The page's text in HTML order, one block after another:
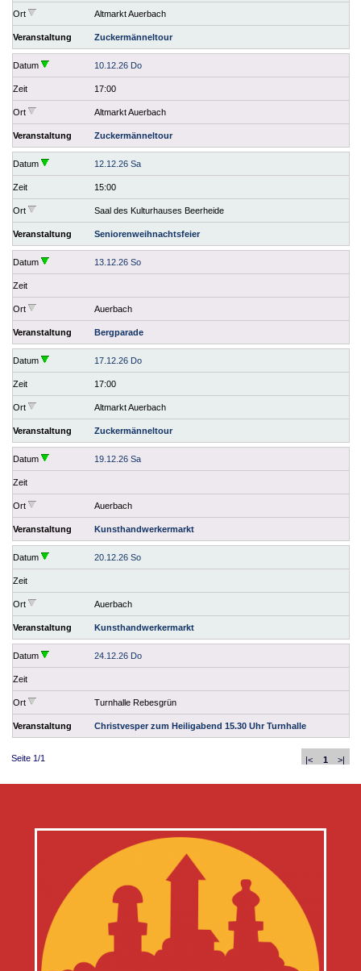
Ort Altmarkt Auerbach
Veranstaltung Zuckermänneltour
Datum 10.12.26 Do
Zeit 17:00
Ort Altmarkt Auerbach
Veranstaltung Zuckermänneltour
Datum 12.12.26 Sa
Zeit 15:00
Ort Saal des Kulturhauses Beerheide
Veranstaltung Seniorenweihnachtsfeier
Datum 13.12.26 So
Zeit
Ort Auerbach
Veranstaltung Bergparade
Datum 17.12.26 Do
Zeit 17:00
Ort Altmarkt Auerbach
Veranstaltung Zuckermänneltour
Datum 19.12.26 Sa
Zeit
Ort Auerbach
Veranstaltung Kunsthandwerkermarkt
Datum 20.12.26 So
Zeit
Ort Auerbach
Veranstaltung Kunsthandwerkermarkt
Datum 24.12.26 Do
Zeit
Ort Turnhalle Rebesgrün
Veranstaltung Christvesper zum Heiligabend 15.30 Uhr Turnhalle
Seite 1/1 |< 1 >|